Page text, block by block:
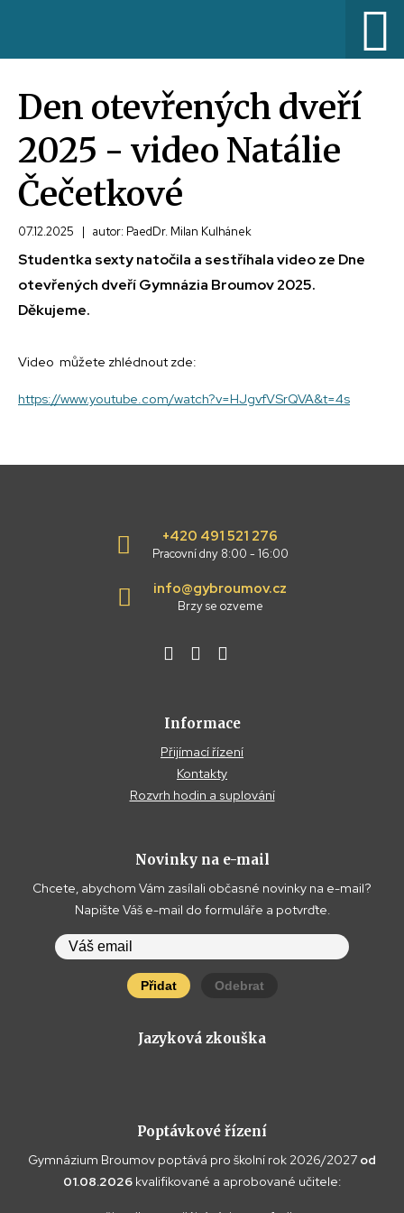
Den otevřených dveří
2025 - video Natálie
Čečetkové
07.12.2025 | autor: PaedDr. Milan Kulhánek
Studentka sexty natočila a sestříhala video ze Dne
otevřených dveří Gymnázia Broumov 2025.
Děkujeme.
Video můžete zhlédnout zde:
https://www.youtube.com/watch?v=HJgvfVSrQVA&t=4s
+420 491 521 276
Pracovní dny 8:00 - 16:00
info@gybroumov.cz
Brzy se ozveme
Informace
Přijímací řízení
Kontakty
Rozvrh hodin a suplování
Novinky na e-mail
Chcete, abychom Vám zasílali občasné novinky na e-mail?
Napište Váš e-mail do formuláře a potvrďte.
Přidat Odebrat
Jazyková zkouška
Poptávkové řízení
Gymnázium Broumov poptává pro školní rok 2026/2027 od
01.08.2026 kvalifikované a aprobované učitele: